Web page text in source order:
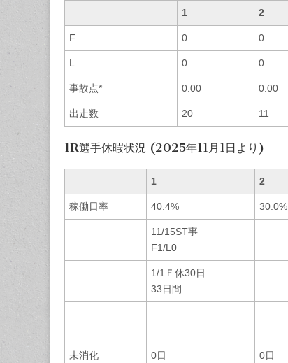
1 2
F 0 0
L 0 0
事故点* 0.00 0.00
出走数 20 11
1R選手休暇状況 (2025年11月1日より)
1 2
稼働日率 40.4% 30.0%
11/15ST事
F1/L0
1/1Ｆ休30日
33日間
未消化 0日 0日